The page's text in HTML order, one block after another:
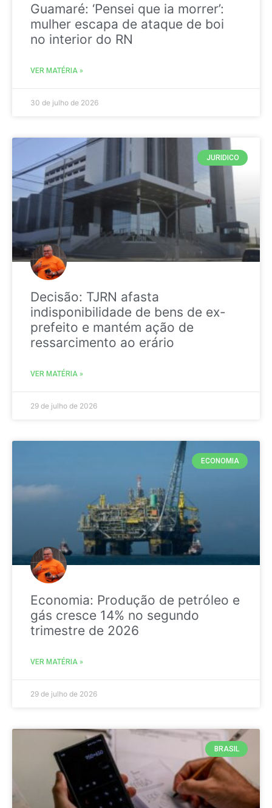
Guamaré: ‘Pensei que ia morrer’:
mulher escapa de ataque de boi
no interior do RN
VER MATÉRIA »
30 de julho de 2026
JURIDICO
Decisão: TJRN afasta
indisponibilidade de bens de ex-
prefeito e mantém ação de
ressarcimento ao erário
VER MATÉRIA »
29 de julho de 2026
ECONOMIA
Economia: Produção de petróleo e
gás cresce 14% no segundo
trimestre de 2026
VER MATÉRIA »
29 de julho de 2026
BRASIL